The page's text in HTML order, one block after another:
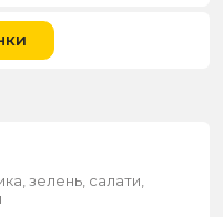
зелень, салати,